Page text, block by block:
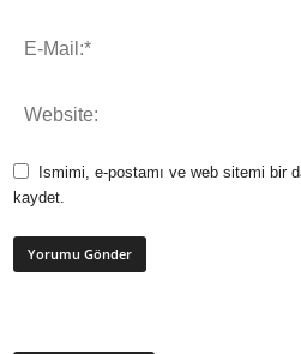
Ismimi, e-postamı ve web sitemi bir
kaydet.